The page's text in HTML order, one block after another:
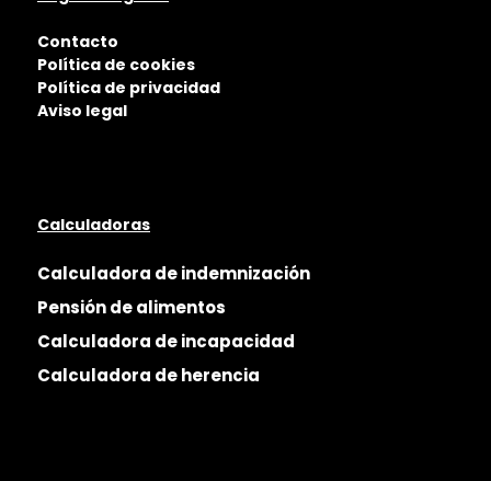
Contacto
Política de cookies
Política de privacidad
Aviso legal
Calculadoras
Calculadora de indemnización
Pensión de alimentos
Calculadora de incapacidad
Calculadora de herencia